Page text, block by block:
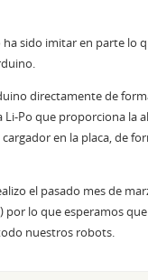
ha sido imitar en parte lo
directamente de
Li-Po que proporciona la
en la placa, de
el pasado mes de
por lo que esperamos
nuestros robots.